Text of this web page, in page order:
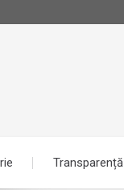
Transparență